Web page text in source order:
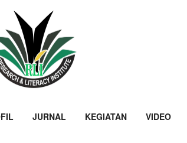
JURNAL KEGIATAN VIDEO